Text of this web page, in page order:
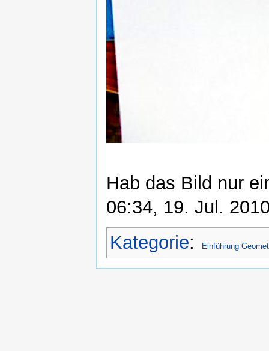
Hab das Bild nur
06:34, 19. Jul.
Kategorie: Einführung